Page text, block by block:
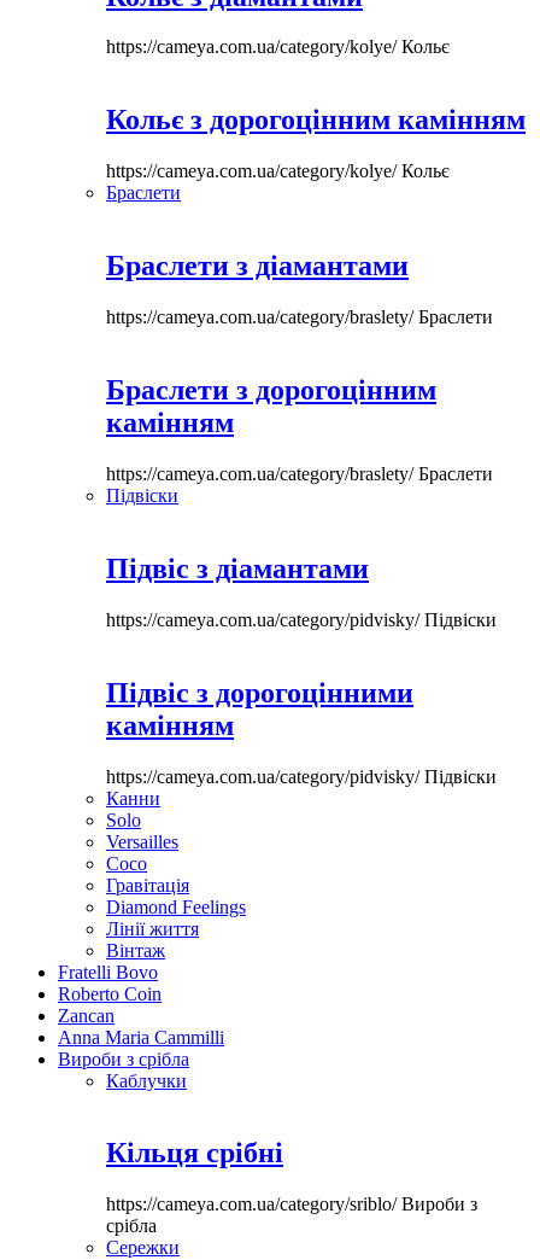
https://cameya.com.ua/category/kolye/Кольє
Кольє з дорогоцінним камінням
https://cameya.com.ua/category/kolye/Кольє
Браслети
Браслети з діамантами
https://cameya.com.ua/category/braslety/Браслети
Браслети з дорогоцінним
камінням
https://cameya.com.ua/category/braslety/Браслети
Підвіски
Підвіс з діамантами
https://cameya.com.ua/category/pidvisky/Підвіски
Підвіс з дорогоцінними
камінням
https://cameya.com.ua/category/pidvisky/Підвіски
Канни
Solo
Versailles
Coco
Гравітація
Diamond Feelings
Лінії життя
Вінтаж
Fratelli Bovo
Roberto Coin
Zancan
Anna Maria Cammilli
Вироби з срібла
Каблучки
Кільця срібні
https://cameya.com.ua/category/sriblo/Вироби з
срібла
Сережки